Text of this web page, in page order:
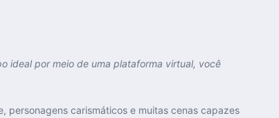
ideal por meio de uma plataforma virtual, você
personagens carismáticos e muitas cenas capazes